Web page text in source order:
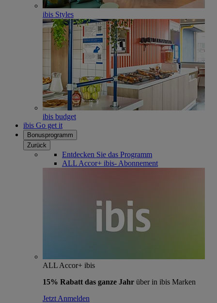
ibis Styles
ibis budget
ibis Go get it
Bonusprogramm
Zurück
Entdecken Sie das Programm
ALL Accor+ ibis- Abonnement
ALL Accor+ ibis
15% Rabatt das ganze Jahr über in ibis Marken
Jetzt Anmelden